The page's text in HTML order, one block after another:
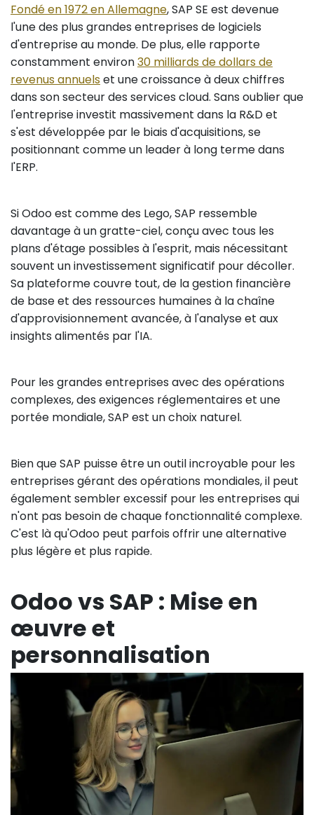
Fondé en 1972 en Allemagne, SAP SE est devenue
l'une des plus grandes entreprises de logiciels
d'entreprise au monde. De plus, elle rapporte
constamment environ30 milliards de dollars de
revenus annuelset une croissance à deux chiffres
dans son secteur des services cloud. Sans oublier que
l'entreprise investit massivement dans la R&D et
s'est développée par le biais d'acquisitions, se
positionnant comme un leader à long terme dans
l'ERP.
Si Odoo est comme des Lego, SAP ressemble
davantage à un gratte-ciel, conçu avec tous les
plans d'étage possibles à l'esprit, mais nécessitant
souvent un investissement significatif pour décoller.
Sa plateforme couvre tout, de la gestion financière
de base et des ressources humaines à la chaîne
d'approvisionnement avancée, à l'analyse et aux
insights alimentés par l'IA.
Pour les grandes entreprises avec des opérations
complexes, des exigences réglementaires et une
portée mondiale, SAP est un choix naturel.
Bien que SAP puisse être un outil incroyable pour les
entreprises gérant des opérations mondiales, il peut
également sembler excessif pour les entreprises qui
n'ont pas besoin de chaque fonctionnalité complexe.
C'est là qu'Odoo peut parfois offrir une alternative
plus légère et plus rapide.
Odoo vs SAP : Mise en
œuvre et
personnalisation